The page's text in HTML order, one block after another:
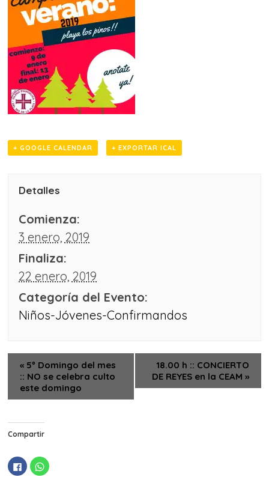
+ GOOGLE CALENDAR + EXPORTAR ICAL
Detalles
Comienza:
3 enero, 2019
Finaliza:
22 enero, 2019
Categoría del Evento:
Niños-Jóvenes-Confirmandos
« 5º Domingo del mes
:: NO se celebra culto
este domingo
18.00 h :: CONCIERTO
DE REYES en la CEAM »
Compartir
H
a
H
a